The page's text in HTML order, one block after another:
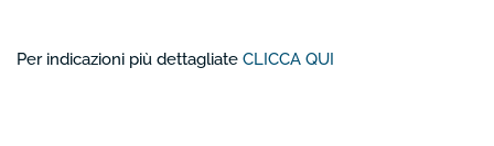
Per indicazioni più dettagliate CLICCA QUI